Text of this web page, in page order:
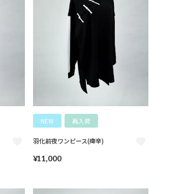
羽化前夜ワンピース(痺辛)
NEW 再入荷
¥11,000